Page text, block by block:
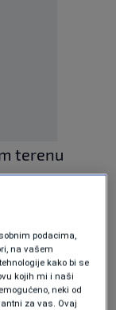
terenu
uVukovaru,
padanje
pa se
podacima,
na vašem
kako bi se
kojih mi i naši
neki od
za vas. Ovaj